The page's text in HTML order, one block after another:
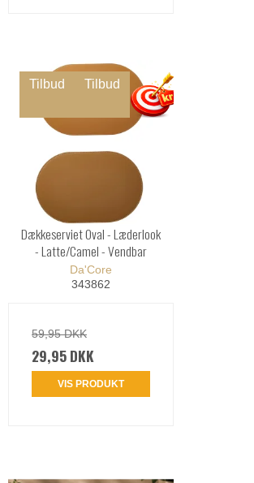
Tilbud Tilbud
Dækkeserviet Oval - Læderlook
- Latte/Camel - Vendbar
Da'Core
343862
59,95 DKK
29,95 DKK
VIS PRODUKT